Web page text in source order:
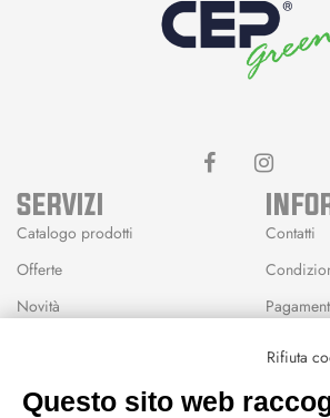
SERVIZI
Catalogo prodotti
Offerte
Novità
Contatti
Rifiuta
Questo sito web